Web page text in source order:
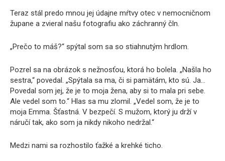
Teraz stál predo mnou jej údajne mŕtvy otec v nemocničnom
župane a zvieral našu fotografiu ako záchranný čln.
„Prečo to máš?“ spýtal som sa so stiahnutým hrdlom.
Pozrel sa na obrázok s nežnosťou, ktorá ho bolela. „Našla ho
sestra,“ povedal. „Spýtala sa ma, či si pamätám, kto sú. Ja…
Povedal som jej, že je to moja žena, aby si to mala pri sebe.
Ale vedel som to.“ Hlas sa mu zlomil. „Vedel som, že je to
moja Emma. Šťastná. V bezpečí. S mužom, ktorý ju drží v
náručí tak, ako som ja nikdy nikoho nedržal.“
Medzi nami sa rozhostilo ťažké a krehké ticho.